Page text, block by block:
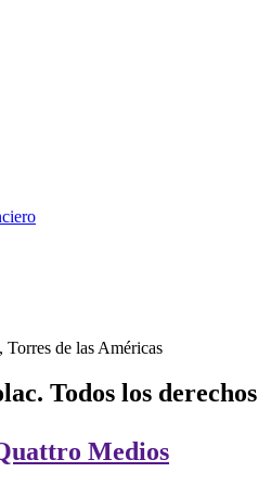
de las Américas
Todos los derechos
Medios